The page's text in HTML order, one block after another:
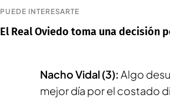
PUEDE INTERESARTE
El Real Oviedo toma una decisión
Nacho Vidal (3):Algo
mejor día por el costado